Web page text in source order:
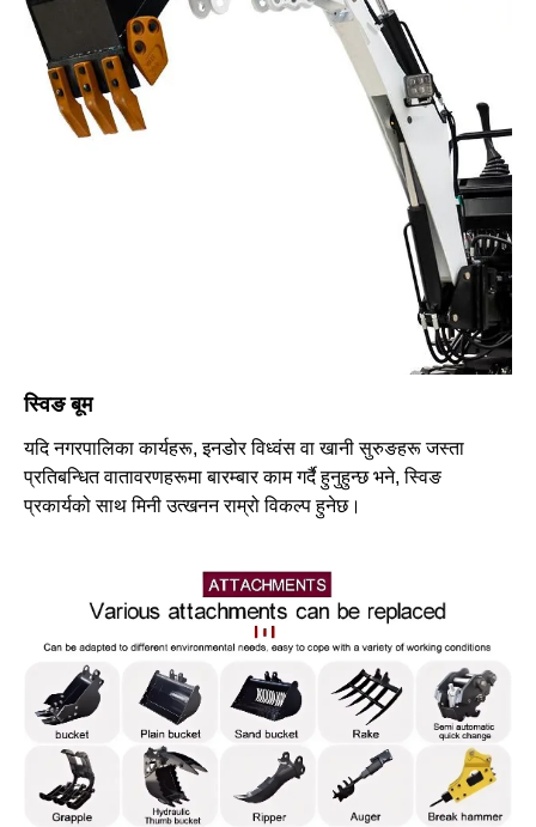
स्विङ बूम
यदि नगरपालिका कार्यहरू, इनडोर विध्वंस वा खानी सुरुङहरू जस्ता
प्रतिबन्धित वातावरणहरूमा बारम्बार काम गर्दै हुनुहुन्छ भने, स्विङ
प्रकार्यको साथ मिनी उत्खनन राम्रो विकल्प हुनेछ।